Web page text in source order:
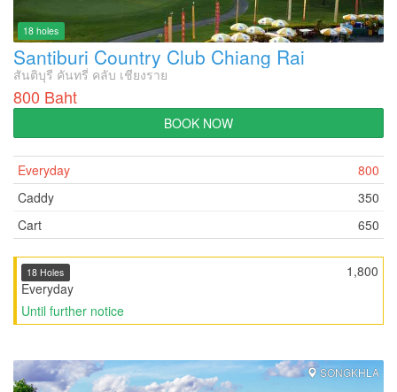
18 holes
Santiburi Country Club Chiang Rai
สันติบุรี คันทรี่ คลับ เชียงราย
800 Baht
BOOK NOW
Everyday
800
Caddy
350
Cart
650
1,800
18 Holes
Everyday
Until further notice
SONGKHLA